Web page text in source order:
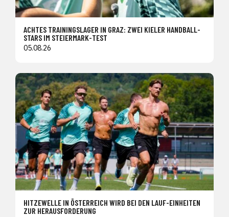
ACHTES TRAININGSLAGER IN GRAZ: ZWEI KIELER HANDBALL-
STARS IM STEIERMARK-TEST
05.08.26
HITZEWELLE IN ÖSTERREICH WIRD BEI DEN LAUF-EINHEITEN
ZUR HERAUSFORDERUNG